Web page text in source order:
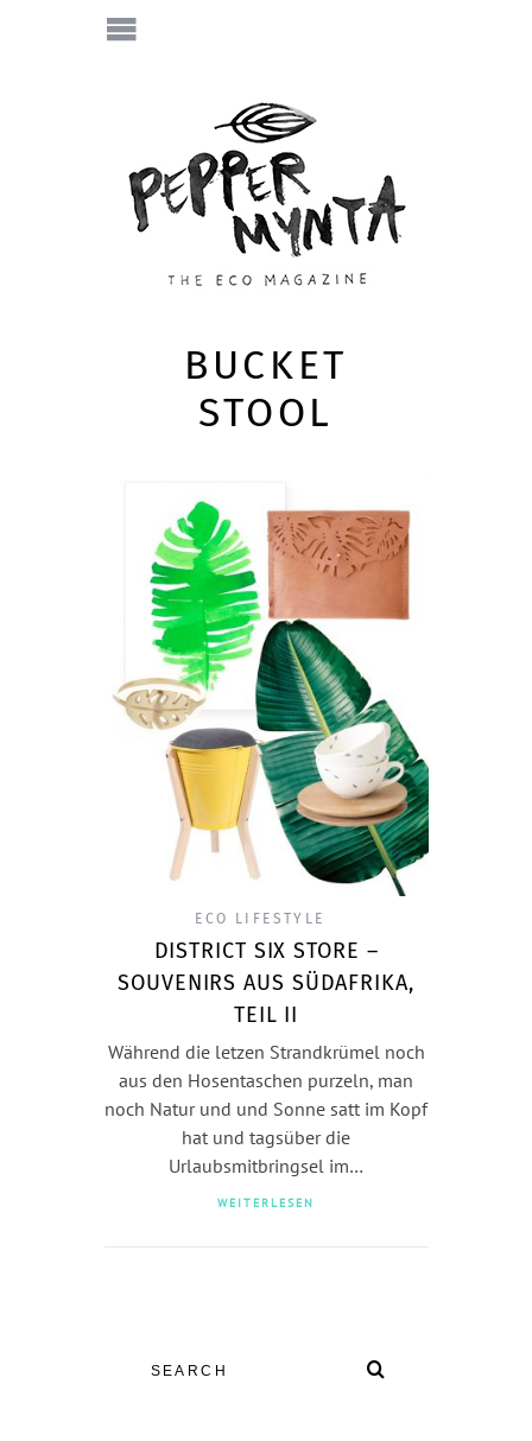
BUCKET
STOOL
ECO LIFESTYLE
DISTRICT SIX STORE –
SOUVENIRS AUS SÜDAFRIKA,
TEIL II
Während die letzen Strandkrümel noch
aus den Hosentaschen purzeln, man
noch Natur und und Sonne satt im Kopf
hat und tagsüber die
Urlaubsmitbringsel im…
WEITERLESEN